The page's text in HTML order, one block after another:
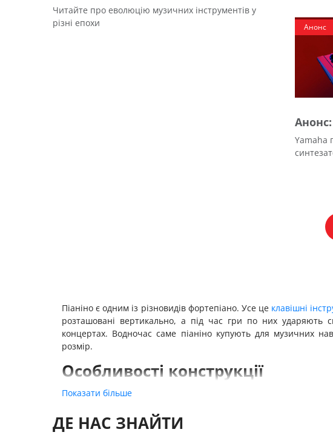
Читайте про еволюцію музичних інструментів у
різні епохи
Анонс
Yamaha
Піаніно є одним із різновидів фортепіано. Усе це клавішні
розташовані вертикально, а під час гри по них ударяють
концертах. Водночас саме піаніно купують для музичних
розмір.
Особливості конструкції
Класичне піаніно, купити яке ви можете в нашому магазині,
музичний блок;
Показати більше
ДЕ НАС ЗНАЙТИ